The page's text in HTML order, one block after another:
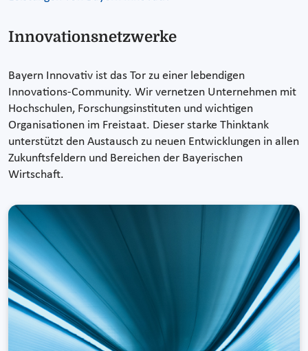
Innovationsnetzwerke
Bayern Innovativ ist das Tor zu einer lebendigen
Innovations-Community. Wir vernetzen Unternehmen mit
Hochschulen, Forschungsinstituten und wichtigen
Organisationen im Freistaat. Dieser starke Thinktank
unterstützt den Austausch zu neuen Entwicklungen in allen
Zukunftsfeldern und Bereichen der Bayerischen
Wirtschaft.